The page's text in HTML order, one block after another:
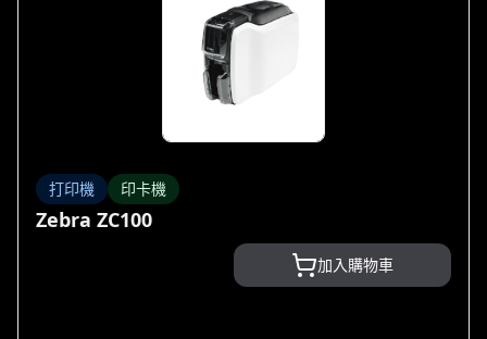
打印機 印卡機
Zebra ZC100
加入購物車